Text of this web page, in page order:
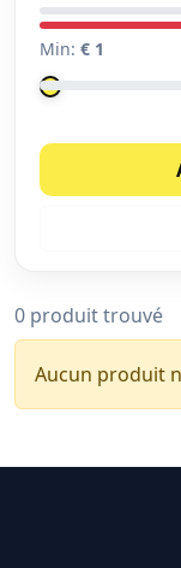
Min: € 1
0 produit trouvé
Aucun produit